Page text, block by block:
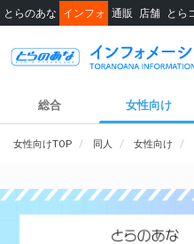
とらのあな インフォ 通販 店舗 とら
総合 女性向け
女性向けTOP 同人 女性向け